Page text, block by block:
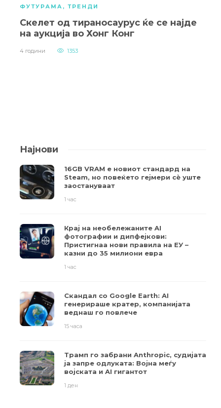
ФУТУРАМА , ТРЕНДИ
Скелет од тираносаурус ќе се најде
на аукција во Хонг Конг
4 години 1353
Најнови
16GB VRAM е новиот стандард на
Steam, но повеќето гејмери ​​сè уште
заостануваат
1 час
Крај на необележаните AI
фотографии и дипфејкови:
Пристигнаа нови правила на ЕУ –
казни до 35 милиони евра
1 час
Скандал со Google Earth: AI
генерираше кратер, компанијата
веднаш го повлече
15 часа
Трамп го забрани Anthropic, судијата
ја запре одлуката: Војна меѓу
војската и AI гигантот
1 ден